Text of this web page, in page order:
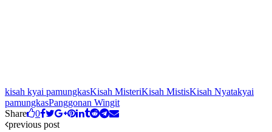
kisah kyai pamungkasKisah MisteriKisah MistisKisah Nyatakyai
pamungkasPanggonan Wingit
Share
0
previous post